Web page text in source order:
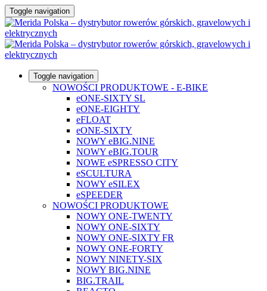
Toggle navigation
Toggle navigation
NOWOŚCI PRODUKTOWE - E-BIKE
eONE-SIXTY SL
eONE-EIGHTY
eFLOAT
eONE-SIXTY
NOWY eBIG.NINE
NOWY eBIG.TOUR
NOWE eSPRESSO CITY
eSCULTURA
NOWY eSILEX
eSPEEDER
NOWOŚCI PRODUKTOWE
NOWY ONE-TWENTY
NOWY ONE-SIXTY
NOWY ONE-SIXTY FR
NOWY ONE-FORTY
NOWY NINETY-SIX
NOWY BIG.NINE
BIG.TRAIL